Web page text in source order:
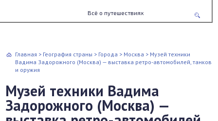
Всё о путешествиях
Главная > География страны > Города > Москва > Музей техники
Вадима Задорожного (Москва) — выставка ретро-автомобилей, танков
и оружия
Музей техники Вадима
Задорожного (Москва) —